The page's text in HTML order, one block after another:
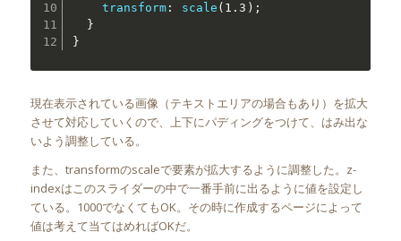
transform : scale ( 1.3 ) ;
}
}
現在表示されている画像（テキストエリアの場合もあり）を拡大
させて対応していくので、上下にパディングをつけて、はみ出な
いよう調整している。
また、transformのscaleで要素が拡大するように調整した。z-
indexはこのスライダーの中で一番手前に出るように値を設定し
ている。1000でなくてもOK。その時に作成するページによって
値は考えて当てはめればOKだ。